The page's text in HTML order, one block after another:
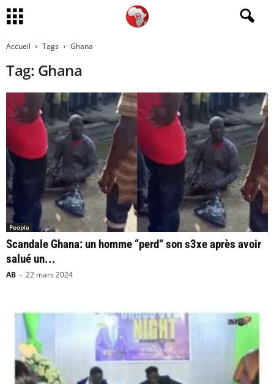
Accueil Tags Ghana
Tag: Ghana
People
Scandale Ghana: un homme “perd” son s3xe après avoir
salué un...
AB - 22 mars 2024